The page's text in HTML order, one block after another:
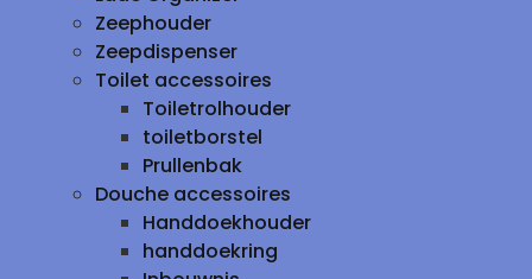
Zeephouder
Zeepdispenser
Toilet accessoires
Toiletrolhouder
toiletborstel
Prullenbak
Douche accessoires
Handdoekhouder
handdoekring